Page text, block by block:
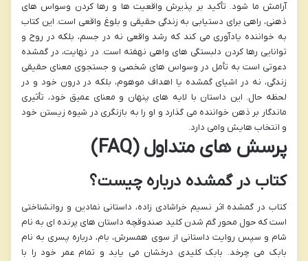
آرامش ما شود. تأکید بر پذیرش واقعیت ها و رها کردن وسواس های
ذهنی، راهی برای دستیابی به زندگی حقیقی و بلوغ واقعی است. این کتاب
به خواننده یادآوری می کند که رشد واقعی نه در جسم، بلکه در روح و
توانایی رها کردن دلبستگی های واهی نهفته است. در نهایت، در گمشده
دعوتی است به تأمل در وسواس های شخصی و جستجوی معنای حقیقی
زندگی، نه در اشیای گمشده یا اهداف موهوم، بلکه در درون خود و در
لحظه حال. این داستان با لایه های پنهان و معنای عمیق خود، تأثیری
ماندگار بر ذهن خواننده می گذارد و او را به بازنگری در شیوه زیستن خود
و انتخاب هایش وامی دارد.
پرسش های متداول (FAQ)
کتاب در گمشده درباره چیست؟
کتاب در گمشده اثر نسیم خراشادی زاده، داستانی نمادین و روانشناختی
است که حول محور گم شدن کلید صندوقچه داستان های پرنده ای به نام
شام و سپس روایت داستانی از سوی همسرش، بام، درباره پسری به نام
بابک می چرخد. بابک کلیدی درخشان می یابد و تمام عمر خود را با